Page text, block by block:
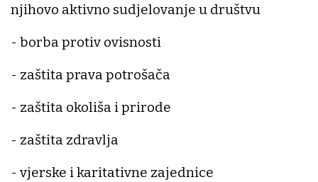
njihovo aktivno sudjelovanje u društvu
- borba protiv ovisnosti
- zaštita prava potrošača
- zaštita okoliša i prirode
- zaštita zdravlja
- vjerske i karitativne zajednice